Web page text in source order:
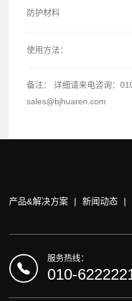
防护材料
使用方法：
备注：
详细请来电咨询：
sales@bjhuaren.com
产品&解决方案 | 新闻动态 |
服务热线：
010-